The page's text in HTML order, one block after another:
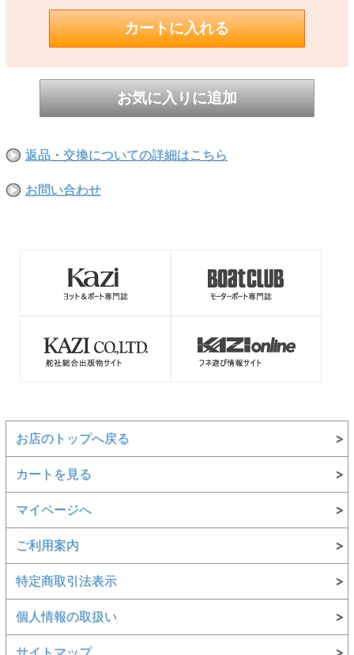
返品・交換についての詳細はこちら
お問い合わせ
お店のトップへ戻る
カートを見る
マイページへ
ご利用案内
特定商取引法表示
個人情報の取扱い
サイトマップ